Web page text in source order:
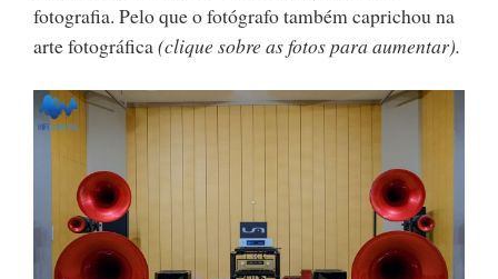
fotografia. Pelo que o fotógrafo também caprichou na
arte fotográfica(clique sobre as fotos para aumentar).